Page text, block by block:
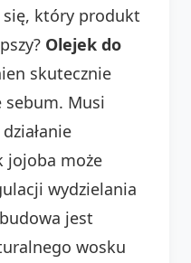
się, który produkt
Olejek do
skutecznie
sebum. Musi
jojoba może
wydzielania
jest
wosku